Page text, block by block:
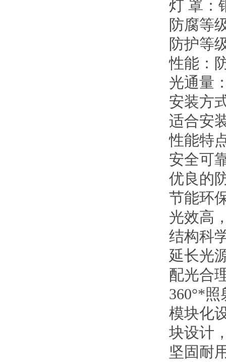
灯 罩：
防腐等
防护等
性能：
光通量
安装方
适合安
性能特
安全可
优良的
节能环
光效高
结构科
延长光
配光合
360°*
模块化
块设计
坚固耐